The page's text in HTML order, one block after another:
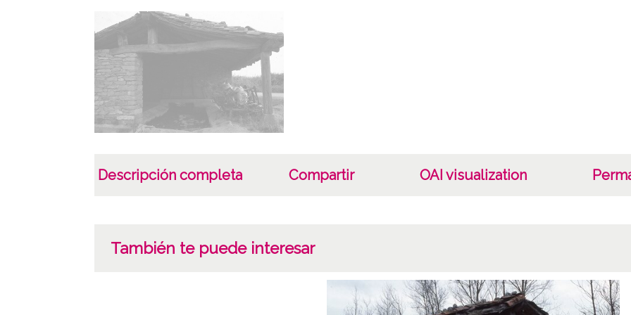
Descripción completa Compartir OAI visualization
También te puede interesar